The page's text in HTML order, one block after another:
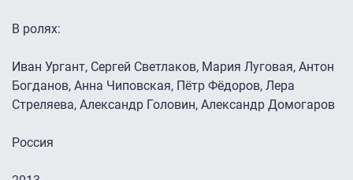
В ролях:
Иван Ургант, Сергей Светлаков, Мария Луговая, Антон
Богданов, Анна Чиповская, Пётр Фёдоров, Лера
Стреляева, Александр Головин, Александр Домогаров
Россия